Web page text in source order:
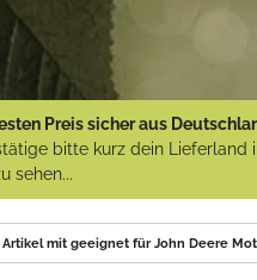
Preis sicher aus
bitte kurz dein Lieferland
sehen...
Artikel mit geeignet für John Deere